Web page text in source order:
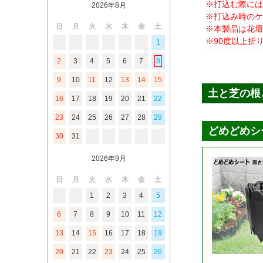
2026年8月
日 月 火 水 木 金
土
1
2 3 4 5 6 7 8
9 10 11 12 13 14 15
16 17 18 19 20 21 22
23 24 25 26 27 28 29
30 31
2026年9月
日 月 火 水 木 金
土
1
2 3 4 5
6 7 8 9 10 11 12
13 14 15 16 17 18 19
20 21 22 23 24 25 26
※打込む際に
※打込み時の
※本製品は花
※90度以上折